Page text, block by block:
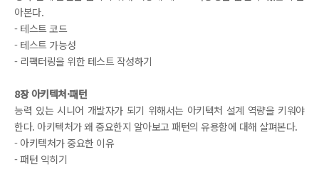
아본다.
- 테스트 코드
- 테스트 가능성
- 리팩터링을 위한 테스트 작성하기
8장 아키텍처·패턴
능력 있는 시니어 개발자가 되기 위해서는 아키텍처 설계 역량을 키워야
한다. 아키텍처가 왜 중요한지 알아보고 패턴의 유용함에 대해 살펴본다.
- 아키텍처가 중요한 이유
- 패턴 익히기